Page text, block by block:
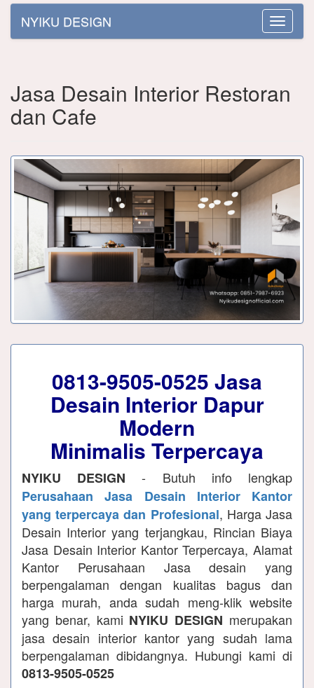
Toggle
NYIKU DESIGN
Jasa Desain Interior Restoran
dan Cafe
0813-9505-0525 Jasa
Desain Interior Dapur
Modern
Minimalis Terpercaya
NYIKU DESIGN - Butuh info lengkap
Perusahaan Jasa Desain Interior Kantor
yang terpercaya dan Profesional, Harga Jasa
Desain Interior yang terjangkau, Rincian Biaya
Jasa Desain Interior Kantor Terpercaya, Alamat
Kantor Perusahaan Jasa desain yang
berpengalaman dengan kualitas bagus dan
harga murah, anda sudah meng-klik website
yang benar, kami NYIKU DESIGN merupakan
jasa desain interior kantor yang sudah lama
berpengalaman dibidangnya. Hubungi kami di
0813-9505-0525